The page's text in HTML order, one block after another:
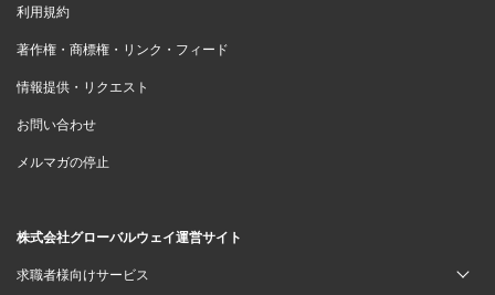
利用規約
著作権・商標権・リンク・フィード
情報提供・リクエスト
お問い合わせ
メルマガの停止
株式会社グローバルウェイ運営サイト
求職者様向けサービス